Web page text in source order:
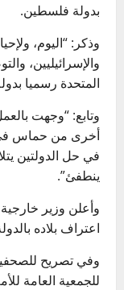
بدولة فلسطين.
وذكر: “اليوم،
والإسرائيليين،
المتحدة رسميا
وتابع: “وجهت
أخرى من حماس في
في حل الدولتين
ينطفئ”.
وأعلن وزير خارجية
اعتراف بلاده
وفي تصريح
للجمعية العامة